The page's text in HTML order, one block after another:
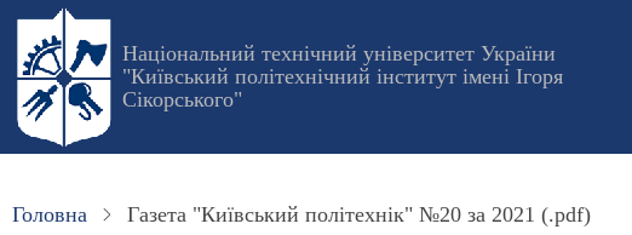
Перейти
основного
вмісту
Національний технічний університет України
"Київський політехнічний інститут імені Ігоря
Сікорського"
Головна Газета "Київський політехнік" №20 за 2021 (.pdf)